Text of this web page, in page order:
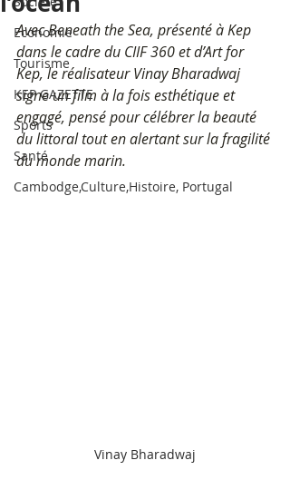
Economie
Tourisme
KEP GAZETTE
Sports
Santé
Cambodge,Culture,Histoire, Portugal
Avec Beneath the Sea, présenté à Kep
dans le cadre du CIIF 360 et d’Art for
Kep, le réalisateur Vinay Bharadwaj
signe un film à la fois esthétique et
engagé, pensé pour célébrer la beauté
du littoral tout en alertant sur la fragilité
du monde marin.
Vinay Bharadwaj